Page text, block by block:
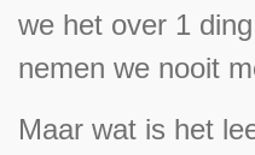
we het over 1
nemen we nooit
Maar wat is het